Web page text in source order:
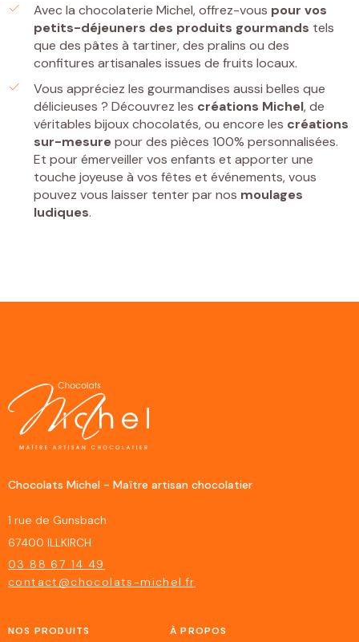
Avec la chocolaterie Michel, offrez-vous pour vos
petits-déjeuners des produits gourmands tels
que des pâtes à tartiner, des pralins ou des
confitures artisanales issues de fruits locaux.
Vous appréciez les gourmandises aussi belles que
délicieuses ? Découvrez les créations Michel, de
véritables bijoux chocolatés, ou encore les créations
sur-mesurepour des pièces 100% personnalisées.
Et pour émerveiller vos enfants et apporter une
touche joyeuse à vos fêtes et événements, vous
pouvez vous laisser tenter par nos moulages
ludiques.
Chocolats Michel - Maître artisan chocolatier
1 rue de Gunsbach
67400 ILLKIRCH
03 88 67 14 49
contact@chocolats-michel.fr
NOS PRODUITS À PROPOS